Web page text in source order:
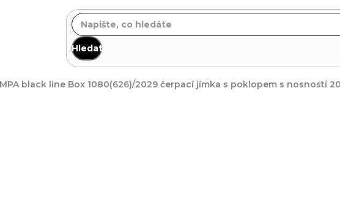
Hledat
black line Box 1080(626)/2029 čerpací jímka s poklopem s nosností